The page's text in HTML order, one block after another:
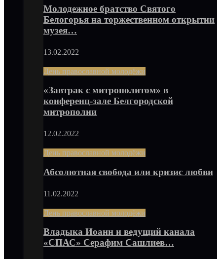
Молодежное братство Святого
Белогорья на торжественном открытии
музея…
13.02.2022
День православной молодёжи
«Завтрак с митрополитом» в
конференц-зале Белгородской
митрополии
12.02.2022
День православной молодёжи
Абсолютная свобода или кризис любви
11.02.2022
День православной молодёжи
Владыка Иоанн и ведущий канала
«СПАС» Серафим Сашлиев…